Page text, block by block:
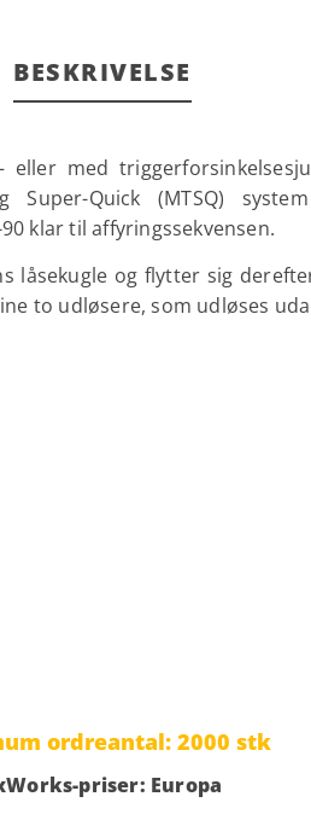
BESKRIVELSE
eller med
Super-Quick (MTSQ)
klar til affyringssekvensen.
låsekugle og flytter sig
to udløsere, som udløses
ordreantal: 2000 stk
priser: Europa